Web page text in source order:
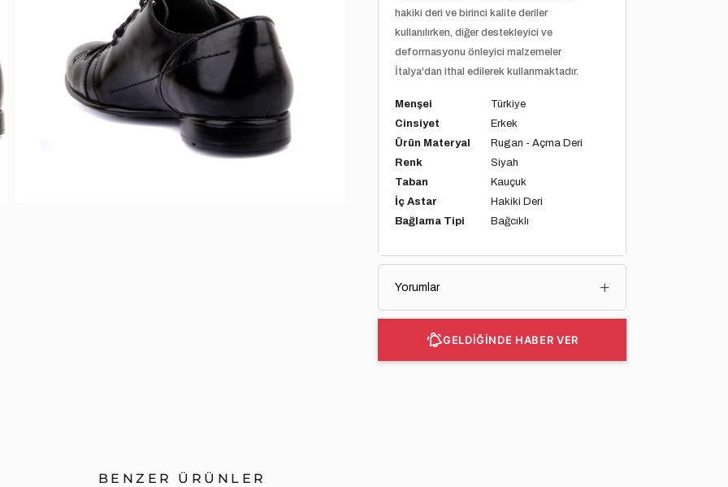
hakiki deri ve birinci kalite deriler
kullanılırken, diğer destekleyici ve
deformasyonu önleyici malzemeler
İtalya'dan ithal edilerek kullanmaktadır.
Menşei
Türkiye
Cinsiyet
Erkek
Ürün Materyal
Rugan - Açma Deri
Renk
Siyah
Taban
Kauçuk
İç Astar
Hakiki Deri
Bağlama Tipi
Bağcıklı
Yorumlar
GELDİĞİNDE HABER VER
BENZER ÜRÜNLER